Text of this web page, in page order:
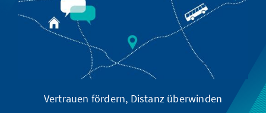
Vertrauen fördern, Distanz überwinden